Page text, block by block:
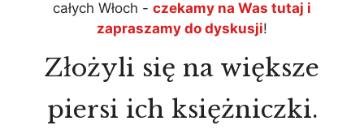
całych Włoch - czekamy na Was tutaj i
zapraszamy do dyskusji!
Złożyli się na większe
piersi ich księżniczki.